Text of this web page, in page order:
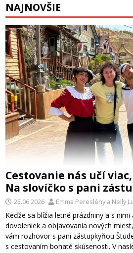
NAJNOVŠIE
Cestovanie nás učí
Na slovíčko s pani
25.06.2026 Emma Pereslénya Nelly
Keďže sa blížia letné prázdniny a s
dovoleniek a objavovania nových
vám rozhovor s pani zástupkyňou
s cestovaním bohaté skúsenosti. V